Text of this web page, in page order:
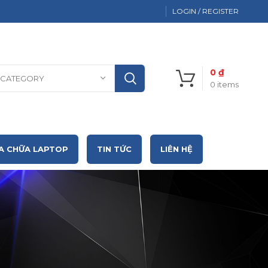
LOGIN / REGISTER
0 items
0₫
CHỮA LAPTOP TIN TỨC LIÊN HỆ